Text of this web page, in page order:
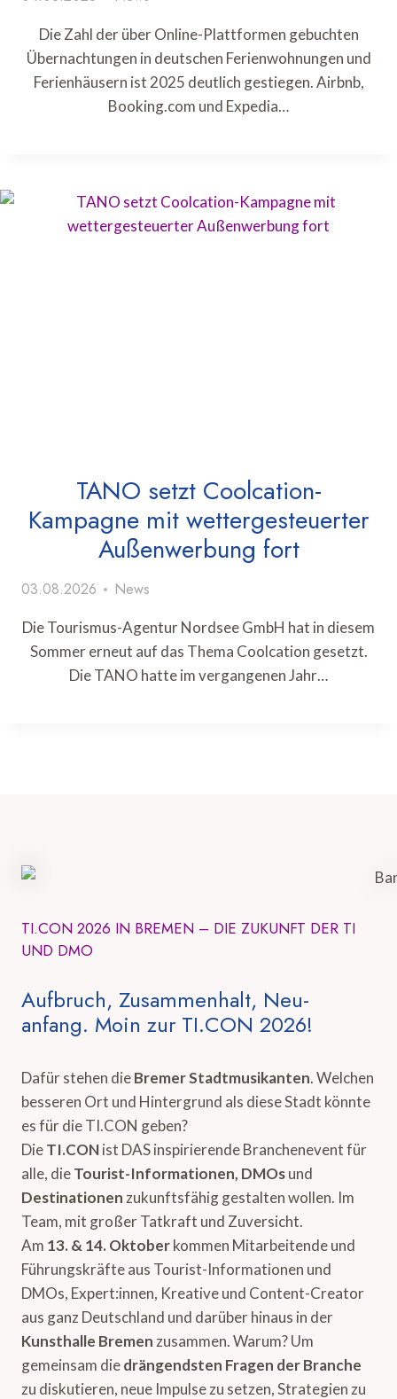
Die Zahl der über Online-Plattformen gebuchten
Übernachtungen in deutschen Ferienwohnungen und
Ferienhäusern ist 2025 deutlich gestiegen. Airbnb,
Booking.com und Expedia…
TANO setzt Coolcation-
Kampagne mit wettergesteuerter
Außenwerbung fort
03.08.2026 News
Die Tourismus-Agentur Nordsee GmbH hat in diesem
Sommer erneut auf das Thema Coolcation gesetzt.
Die TANO hatte im vergangenen Jahr…
TI.CON 2026 IN BREMEN – DIE ZUKUNFT DER TI
UND DMO
Aufbruch, Zusammenhalt, Neu-
anfang. Moin zur TI.CON 2026!
Dafür stehen dieBremer Stadtmusikanten. Welchen
besseren Ort und Hintergrund als diese Stadt könnte
es für die TI.CON geben?
DieTI.CONist DAS inspirierende Branchenevent für
alle, dieTourist-Informationen, DMOsund
Destinationen zukunftsfähig gestalten wollen. Im
Team, mit großer Tatkraft und Zuversicht.
Am 13. & 14. Oktoberkommen Mitarbeitende und
Führungskräfte aus Tourist-Informationen und
DMOs, Expert:innen, Kreative und Content-Creator
aus ganz Deutschland und darüber hinaus in der
Kunsthalle Bremen zusammen. Warum? Um
gemeinsam diedrängendsten Fragen der Branche
zu diskutieren, neue Impulse zu setzen, Strategien zu